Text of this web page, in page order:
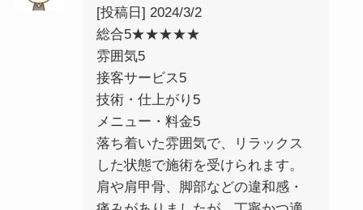
[投稿日] 2024/3/2
総合5★★★★★
雰囲気5
接客サービス5
技術・仕上がり5
メニュー・料金5
落ち着いた雰囲気で、リラックス
した状態で施術を受けられます。
肩や肩甲骨、脚部などの違和感・